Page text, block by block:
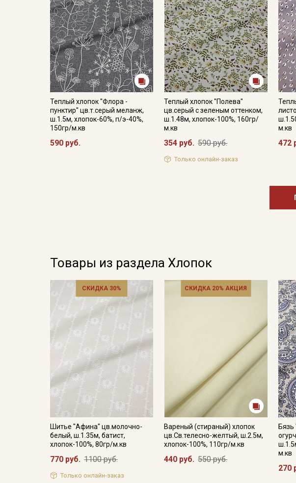
Теплый хлопок "Флора -
пунктир" цв.т.серый меланж,
ш.1.5м, хлопок-60%, п/э-40%,
150гр/м.кв
590 руб.
Теплый хлопок "Полева"
цв.серый с зеленым оттенком,
ш.1.48м, хлопок-100%, 160гр/
м.кв
354 руб. 590 руб.
Только онлайн-заказ
м.кв
472
Товары из раздела Хлопок
СКИДКА 30%
Шитье "Афина" цв.молочно-
белый, ш.1.35м, батист,
хлопок-100%, 80гр/м.кв
770 руб. 1100 руб.
Только онлайн-заказ
СКИДКА 20% АКЦИЯ
Вареный (стираный) хлопок
цв.Св.телесно-желтый, ш.2.5м,
хлопок-100%, 110гр/м.кв
440 руб. 550 руб.
м.кв
270